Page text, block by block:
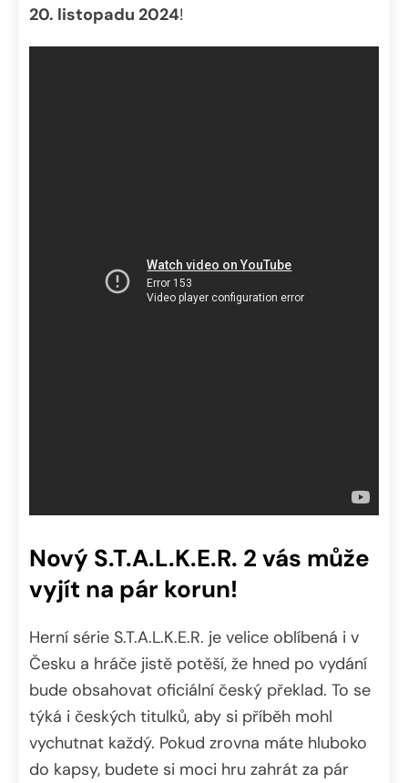
20. listopadu 2024!
Nový S.T.A.L.K.E.R. 2 vás může
vyjít na pár korun!
Herní série S.T.A.L.K.E.R. je velice oblíbená i v
Česku a hráče jistě potěší, že hned po vydání
bude obsahovat oficiální český překlad. To se
týká i českých titulků, aby si příběh mohl
vychutnat každý. Pokud zrovna máte hluboko
do kapsy, budete si moci hru zahrát za pár